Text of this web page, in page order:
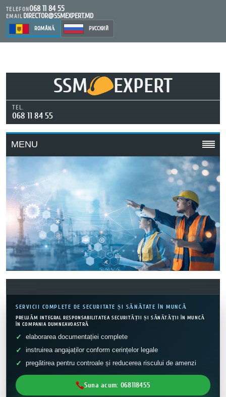
TELEFON068 11 84 55
EMAIL DIRECTOR@SSMEXPERT.MD
ROMÂNĂ РУССКИЙ
SSM EXPERT
TEL.
068 11 84 55
MENU
SERVICII COMPLETE DE SECURITATE ȘI SĂNĂTATE ÎN MUNCĂ
PRELUĂM INTEGRAL RESPONSABILITATEA SECURITĂȚII ȘI SĂNĂTĂȚII ÎN MUNCĂ
ÎN COMPANIA DUMNEAVOASTRĂ
elaborarea documentației complete
instruirea angajaților conform cerințelor legale
pregătirea pentru controale și reducerea riscului de amenzi
Suna acum: 068118455